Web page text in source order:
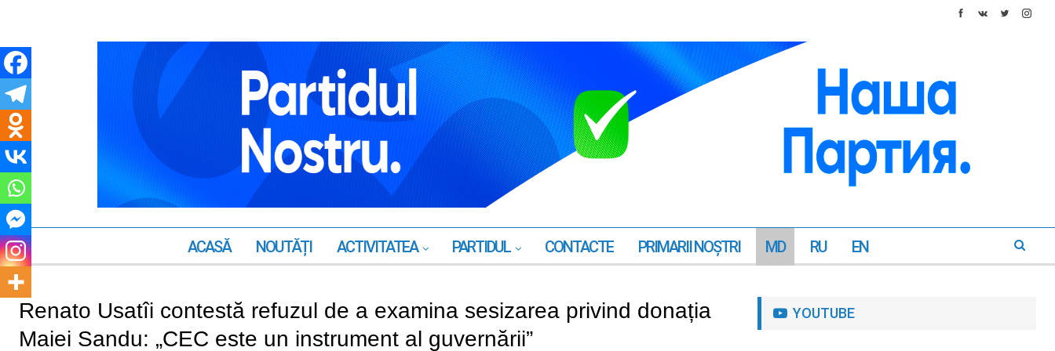
ACASĂ NOUTĂȚI ACTIVITATEA PARTIDUL CONTACTE PRIMARII NOŞTRI MD RU EN
Renato Usatîi contestă refuzul de a examina sesizarea privind donația
Maiei Sandu: „CEC este un instrument al guvernării”
YOUTUBE